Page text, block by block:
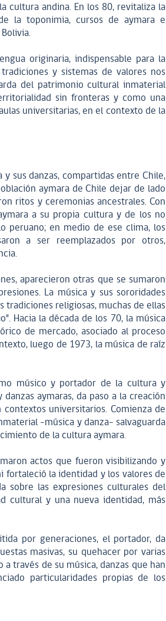
cultura andina. En los 80, revitaliza la
la toponimia, cursos de aymara e
originaria, indispensable para la
y sistemas de valores nos
del patrimonio cultural inmaterial
sin fronteras y como una
universitarias, en el contexto de la
sus danzas, compartidas entre Chile,
aymara de Chile dejar de lado
ritos y ceremonias ancestrales. Con
a su propia cultura y de los no
peruano; en medio de ese clima, los
a ser reemplazados por otros,
aparecieron otras que se sumaron
La música y sus sororidades
tradiciones religiosas, muchas de ellas
Hacia la década de los 70, la música
de mercado, asociado al proceso
luego de 1973, la música de raíz
músico y portador de la cultura y
aymaras, da paso a la creación
universitarios. Comienza de
-música y danza- salvaguarda
de la cultura aymara.
actos que fueron visibilizando y
fortaleció la identidad y los valores de
sobre las expresiones culturales del
cultural y una nueva identidad, más
por generaciones, el portador, da
masivas, su quehacer por varias
través de su música, danzas que han
particularidades propias de los